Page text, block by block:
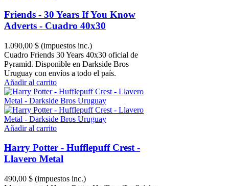
Friends - 30 Years If You Know
Adverts - Cuadro 40x30
1.090,00 $ (impuestos inc.)
Cuadro Friends 30 Years 40x30 oficial de
Pyramid. Disponible en Darkside Bros
Uruguay con envíos a todo el país.
Añadir al carrito
Añadir al carrito
Harry Potter - Hufflepuff Crest -
Llavero Metal
490,00 $ (impuestos inc.)